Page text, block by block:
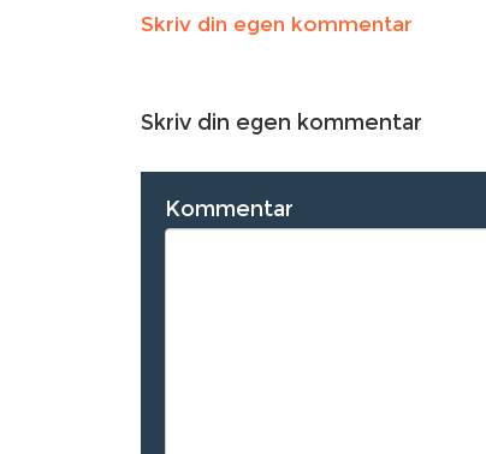
Skriv din egen kommentar
Skriv din egen kommentar
Kommentar